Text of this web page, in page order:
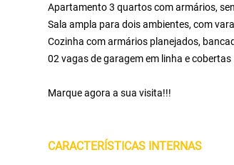
Apartamento 3 quartos com armários,
Sala ampla para dois ambientes, com
Cozinha com armários planejados,
02 vagas de garagem em linha e cobertas
Marque agora a sua visita!!!
CARACTERÍSTICAS INTERNAS